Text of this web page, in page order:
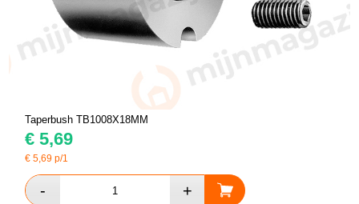
Taperbush TB1008X18MM
€ 5,69
€5,69 p/1